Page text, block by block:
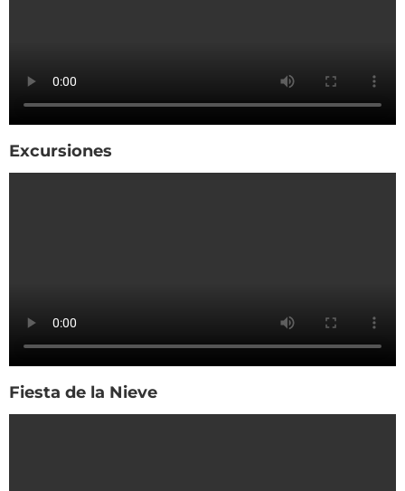
Excursiones
Fiesta de la Nieve